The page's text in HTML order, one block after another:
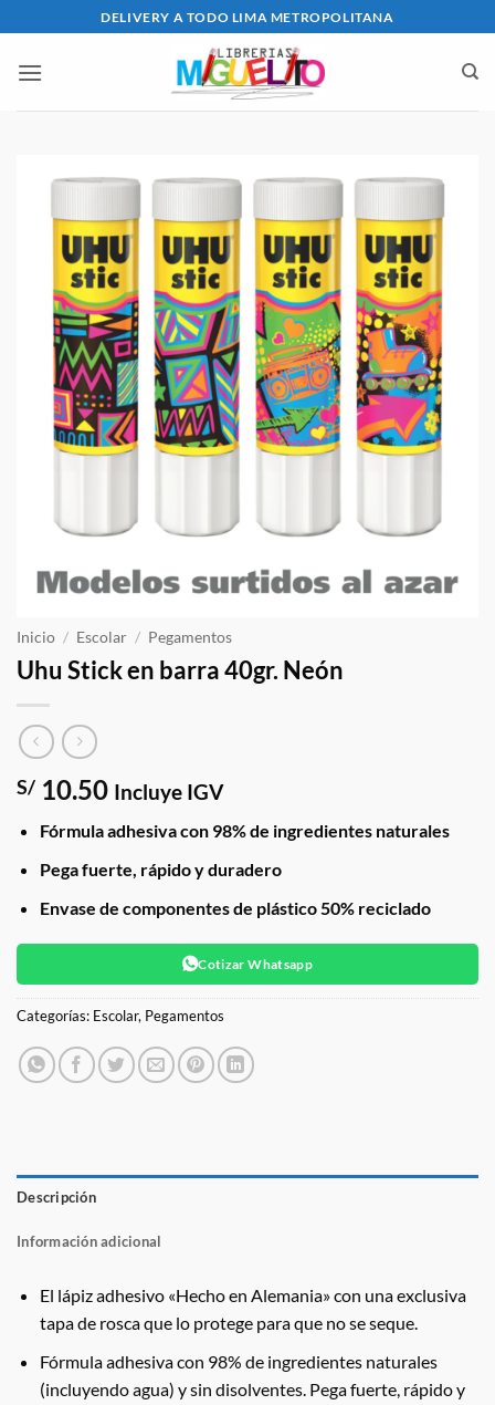
al
contenido
DELIVERY A TODO LIMA METROPOLITANA
Inicio / Escolar / Pegamentos
Uhu Stick en barra 40gr. Neón
S/ 10.50 Incluye IGV
Fórmula adhesiva con 98% de ingredientes naturales
Pega fuerte, rápido y duradero
Envase de componentes de plástico 50% reciclado
Cotizar Whatsapp
Categorías: Escolar, Pegamentos
Descripción
Información adicional
El lápiz adhesivo «Hecho en Alemania» con una exclusiva
tapa de rosca que lo protege para que no se seque.
Fórmula adhesiva con 98% de ingredientes naturales
(incluyendo agua) y sin disolventes. Pega fuerte, rápido y